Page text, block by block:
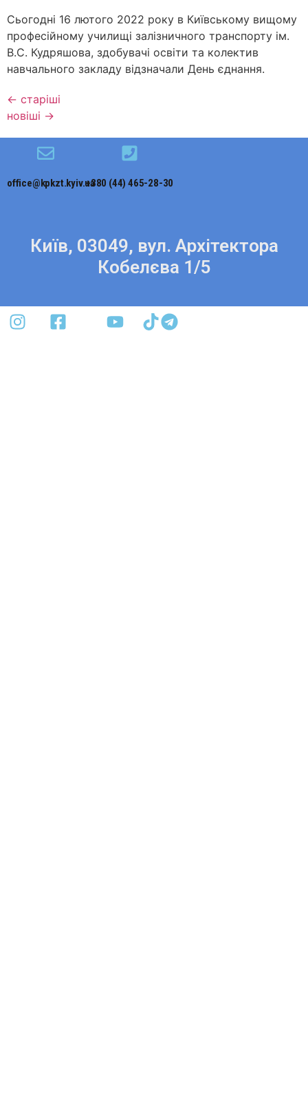
Сьогодні 16 лютого 2022 року в Київському вищому
професійному училищі залізничного транспорту ім.
В.С. Кудряшова, здобувачі освіти та колектив
навчального закладу відзначали День єднання.
← старіші
новіші →
office@kpkzt.kyiv.ua+380 (44) 465-28-30
Київ, 03049, вул. Архітектора
Кобелєва 1/5